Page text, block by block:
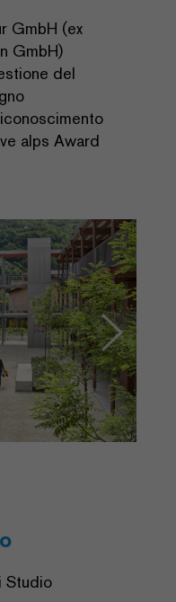
GmbH (ex
GmbH)
del
alps Award
Next
Studio